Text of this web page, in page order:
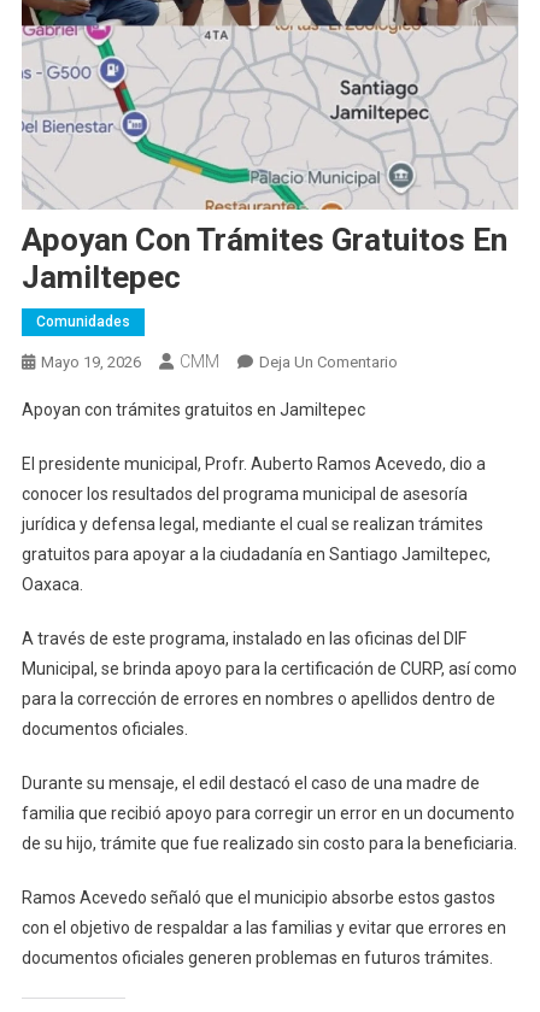
Apoyan Con Trámites Gratuitos En
Jamiltepec
Comunidades
Mayo 19, 2026 CMM Deja Un ComentarioEn
Gratuitos
En
Jamiltepec
Apoyan con trámites gratuitos en Jamiltepec
El presidente municipal, Profr. Auberto Ramos Acevedo, dio a
conocer los resultados del programa municipal de asesoría
jurídica y defensa legal, mediante el cual se realizan trámites
gratuitos para apoyar a la ciudadanía en Santiago Jamiltepec,
Oaxaca.
A través de este programa, instalado en las oficinas del DIF
Municipal, se brinda apoyo para la certificación de CURP, así como
para la corrección de errores en nombres o apellidos dentro de
documentos oficiales.
Durante su mensaje, el edil destacó el caso de una madre de
familia que recibió apoyo para corregir un error en un documento
de su hijo, trámite que fue realizado sin costo para la beneficiaria.
Ramos Acevedo señaló que el municipio absorbe estos gastos
con el objetivo de respaldar a las familias y evitar que errores en
documentos oficiales generen problemas en futuros trámites.